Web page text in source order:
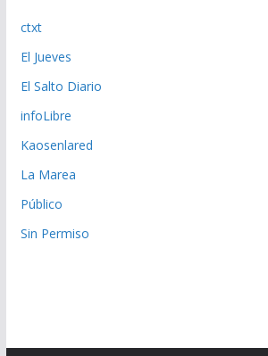
ctxt
El Jueves
El Salto Diario
infoLibre
Kaosenlared
La Marea
Público
Sin Permiso